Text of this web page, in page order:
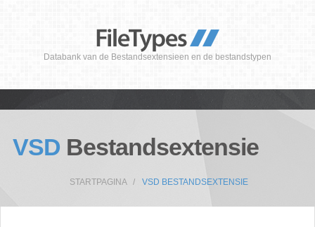
Databank van de Bestandsextensieen en de bestandstypen
VSD Bestandsextensie
STARTPAGINA VSD BESTANDSEXTENSIE